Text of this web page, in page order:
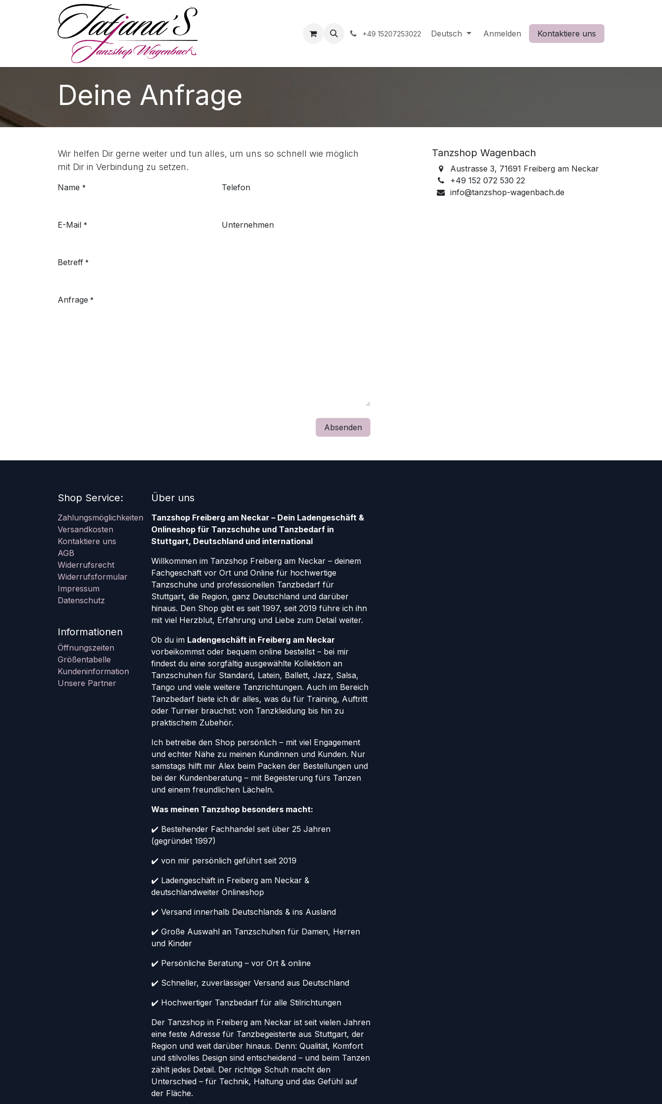
Zum Inhalt springen
Hilfe Termin +49 15207253022 Deutsch Anmelden Kontaktiere uns
Deine Anfrage
Wir helfen Dir gerne weiter und tun alles, um uns so schnell wie möglich
mit Dir in Verbindung zu setzen.
Name * Telefon
E-Mail * Unternehmen
Betreff *
Anfrage *
Absenden
Tanzshop Wagenbach
Austrasse 3, 71691 Freiberg am Neckar
+49 152 072 530 22
info@tanzshop-wagenbach.de
Shop Service:
Zahlungsmöglichkeiten
Versandkosten
Kontaktiere uns
AGB
Widerrufsrecht
Widerrufsformular
Impressum
Datenschutz
Informationen
Öffnungszeiten
Größentabelle
Kundeninformation
Unsere Partner
Über uns
Tanzshop Freiberg am Neckar – Dein Ladengeschäft &
Onlineshop für Tanzschuhe und Tanzbedarf in
Stuttgart, Deutschland und international
Willkommen im Tanzshop Freiberg am Neckar – deinem
Fachgeschäft vor Ort und Online für hochwertige
Tanzschuhe und professionellen Tanzbedarf für
Stuttgart, die Region, ganz Deutschland und darüber
hinaus. Den Shop gibt es seit 1997, seit 2019 führe ich ihn
mit viel Herzblut, Erfahrung und Liebe zum Detail weiter.
Ob du im Ladengeschäft in Freiberg am Neckar
vorbeikommst oder bequem online bestellst – bei mir
findest du eine sorgfältig ausgewählte Kollektion an
Tanzschuhen für Standard, Latein, Ballett, Jazz, Salsa,
Tango und viele weitere Tanzrichtungen. Auch im Bereich
Tanzbedarf biete ich dir alles, was du für Training, Auftritt
oder Turnier brauchst: von Tanzkleidung bis hin zu
praktischem Zubehör.
Ich betreibe den Shop persönlich – mit viel Engagement
und echter Nähe zu meinen Kundinnen und Kunden. Nur
samstags hilft mir Alex beim Packen der Bestellungen und
bei der Kundenberatung – mit Begeisterung fürs Tanzen
und einem freundlichen Lächeln.
Was meinen Tanzshop besonders macht:
✔️ Bestehender Fachhandel seit über 25 Jahren
(gegründet 1997)
✔️ von mir persönlich geführt seit 2019
✔️ Ladengeschäft in Freiberg am Neckar &
deutschlandweiter Onlineshop
✔️ Versand innerhalb Deutschlands & ins Ausland
✔️ Große Auswahl an Tanzschuhen für Damen, Herren
und Kinder
✔️ Persönliche Beratung – vor Ort & online
✔️ Schneller, zuverlässiger Versand aus Deutschland
✔️ Hochwertiger Tanzbedarf für alle Stilrichtungen
Der Tanzshop in Freiberg am Neckar ist seit vielen Jahren
eine feste Adresse für Tanzbegeisterte aus Stuttgart, der
Region und weit darüber hinaus. Denn: Qualität, Komfort
und stilvolles Design sind entscheidend – und beim Tanzen
zählt jedes Detail. Der richtige Schuh macht den
Unterschied – für Technik, Haltung und das Gefühl auf
der Fläche.